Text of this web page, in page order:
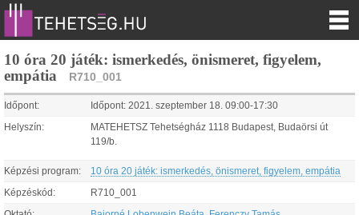
10 óra 20 játék: ismerkedés, önismeret, figyelem,
empátia
R710_001
Időpont: Időpont: 2021. szeptember 18 09:00-17:30
Helyszín:
MATEHETSZ Tehetségház 1118 Budapest, Budaörsi út
119/b.
Képzési program: 10 óra 20 játék: ismerkedés, önismeret, figyelem, empátia
Képzéskód: R710_001